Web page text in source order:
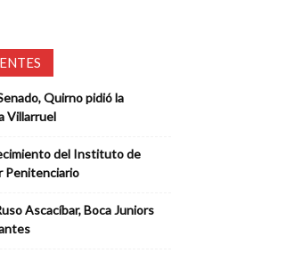
Quirno pidió la
Villarruel
del Instituto de
Penitenciario
Ascacíbar, Boca Juniors